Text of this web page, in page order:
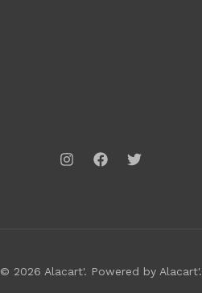
© 2026 Alacart'. Powered by Alacart'.